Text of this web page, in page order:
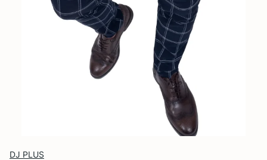
DJ PLUS